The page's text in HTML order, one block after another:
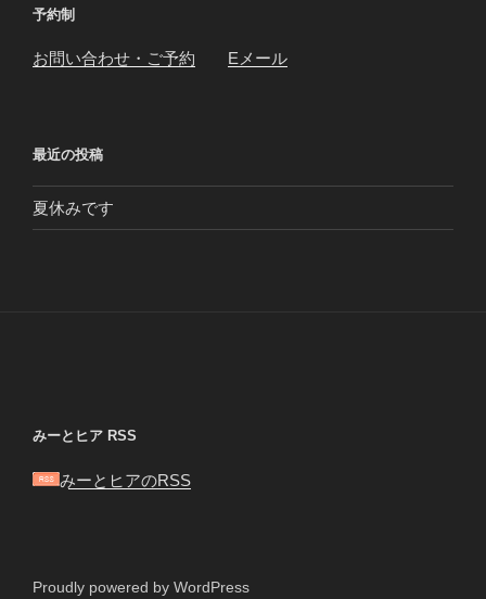
予約制
お問い合わせ・ご予約 Eメール
最近の投稿
夏休みです
みーとヒア RSS
みーとヒアのRSS
Proudly powered by WordPress